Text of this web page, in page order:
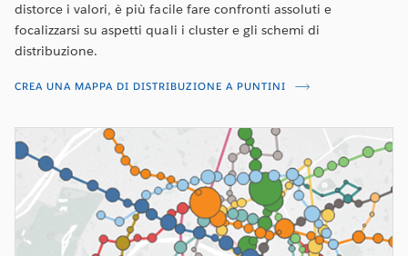
distorce i valori, è più facile fare confronti assoluti e
focalizzarsi su aspetti quali i cluster e gli schemi di
distribuzione.
CREA UNA MAPPA DI DISTRIBUZIONE A PUNTINI